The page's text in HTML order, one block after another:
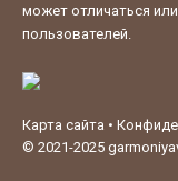
может отличаться
пользователей.
Карта сайта •
© 2021-2025